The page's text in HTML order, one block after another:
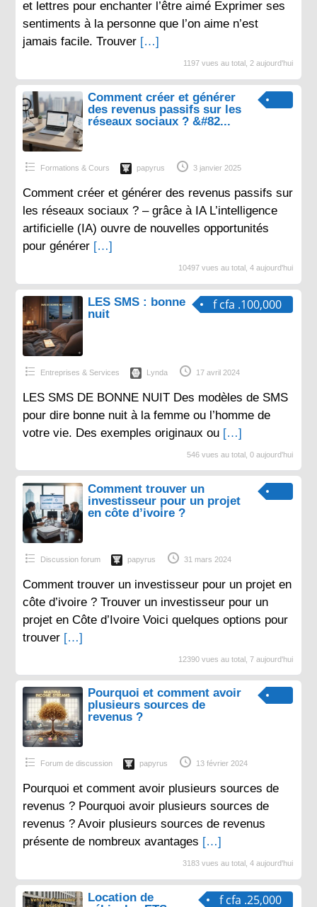
et lettres pour enchanter l’être aimé Exprimer ses
sentiments à la personne que l’on aime n’est
jamais facile. Trouver […]
1197 vues au total, 2 aujourd'hui
Comment créer et générer
des revenus passifs sur les
réseaux sociaux ? &#82...
Formations & Cours papyrus 3 janvier 2025
Comment créer et générer des revenus passifs sur
les réseaux sociaux ? – grâce à IA L’intelligence
artificielle (IA) ouvre de nouvelles opportunités
pour générer […]
10497 vues au total, 4 aujourd'hui
f cfa .100,000
LES SMS : bonne
nuit
Entreprises & Services Lynda 17 avril 2024
LES SMS DE BONNE NUIT Des modèles de SMS
pour dire bonne nuit à la femme ou l’homme de
votre vie. Des exemples originaux ou […]
546 vues au total, 0 aujourd'hui
Comment trouver un
investisseur pour un projet
en côte d’ivoire ?
Discussion forum papyrus 31 mars 2024
Comment trouver un investisseur pour un projet en
côte d’ivoire ? Trouver un investisseur pour un
projet en Côte d’Ivoire Voici quelques options pour
trouver […]
12390 vues au total, 7 aujourd'hui
Pourquoi et comment avoir
plusieurs sources de
revenus ?
Forum de discussion papyrus 13 février 2024
Pourquoi et comment avoir plusieurs sources de
revenus ? Pourquoi avoir plusieurs sources de
revenus ? Avoir plusieurs sources de revenus
présente de nombreux avantages […]
3183 vues au total, 4 aujourd'hui
f cfa .25,000
Location de